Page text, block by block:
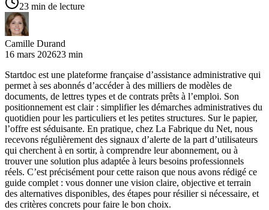
23 min de lecture
Camille Durand
16 mars 202623 min
Startdoc est une plateforme française d’assistance administrative qui
permet à ses abonnés d’accéder à des milliers de modèles de
documents, de lettres types et de contrats prêts à l’emploi. Son
positionnement est clair : simplifier les démarches administratives du
quotidien pour les particuliers et les petites structures. Sur le papier,
l’offre est séduisante. En pratique, chez La Fabrique du Net, nous
recevons régulièrement des signaux d’alerte de la part d’utilisateurs
qui cherchent à en sortir, à comprendre leur abonnement, ou à
trouver une solution plus adaptée à leurs besoins professionnels
réels. C’est précisément pour cette raison que nous avons rédigé ce
guide complet : vous donner une vision claire, objective et terrain
des alternatives disponibles, des étapes pour résilier si nécessaire, et
des critères concrets pour faire le bon choix.